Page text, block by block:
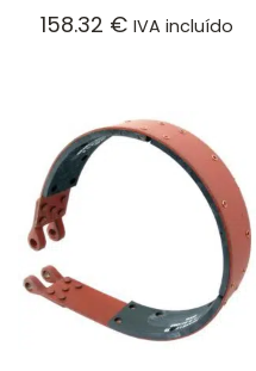
158.32 € IVA incluído